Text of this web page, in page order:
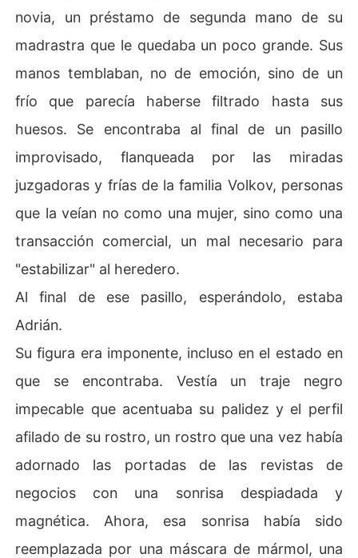
y frialdad mientras se enamoraba perdidamente del ho
mbre que la llamaba "oportunista". Pero el destino tiene
un sentido del humor cruel: el día que Adrián entra a cir
ugía para recuperar la vista, Elena descubre dos cosas
que cambiarán su vida:
La ex-prometida de Adrián ha vuelto para reclamar su l
ugar ahora que él volverá a ser el "Soltero de Oro".
amás le daría a una mujer como ella.
que ve no es a su abnegada esposa, sino los papeles d
el divorcio firmados sobre la mesa y una cama vacía. El
o el secreto de su embarazo.
ombre que lo tiene todo, excepto la paz. En una gala be
néfica, se cruza con una diseñadora de fama internacio
él despreció... y va acompañada de dos niños que tiene
n sus mismos ojos grises y su carácter indomable.
¿Podrá el lobo recuperar a la oveja que él mismo expuls
ó de su vida, o es demasiado tarde para pedir perdón c
uando ella ya no lo necesita para ver el mundo?
novia, un préstamo de segunda mano de su
madrastra que le quedaba un poco grande. Sus
manos temblaban, no de emoción, sino de un
frío que parecía haberse filtrado hasta sus
huesos. Se encontraba al final de un pasillo
improvisado, flanqueada por las miradas
juzgadoras y frías de la familia Volkov, personas
que la veían no como una mujer, sino como una
transacción comercial, un mal necesario para
"estabilizar" al heredero.
Al final de ese pasillo, esperándolo, estaba
Adrián.
Su figura era imponente, incluso en el estado en
que se encontraba. Vestía un traje negro
impecable que acentuaba su palidez y el perfil
afilado de su rostro, un rostro que una vez había
adornado las portadas de las revistas de
negocios con una sonrisa despiadada y
magnética. Ahora, esa sonrisa había sido
reemplazada por una máscara de mármol, una